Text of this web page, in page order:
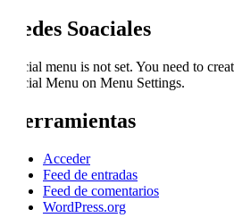
Redes Soaciales
Social menu is not set. You need to
Social Menu on Menu Settings.
Herramientas
Acceder
Feed de entradas
Feed de comentarios
WordPress.org